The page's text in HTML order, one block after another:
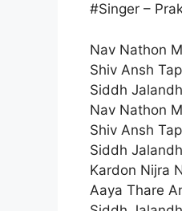
#Singer –
Nav Nathon
Shiv Ansh
Siddh
Nav Nathon
Shiv Ansh
Siddh
Kardon Nijra
Aaya Thare